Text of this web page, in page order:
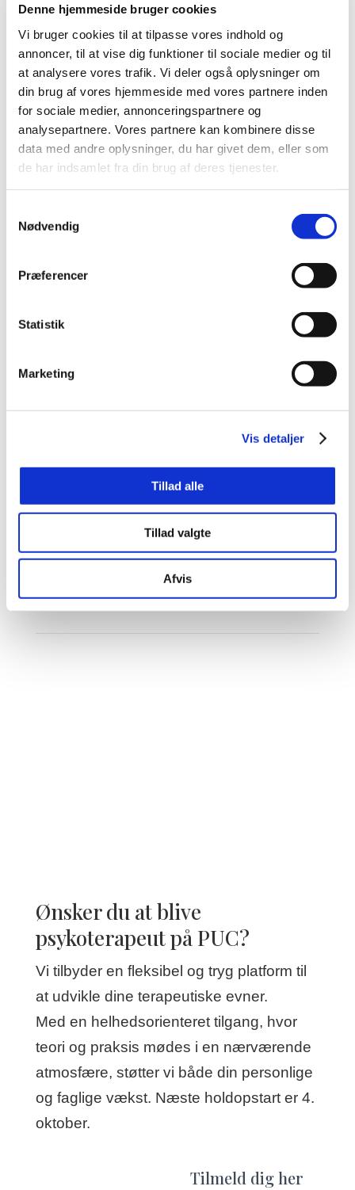
Denne hjemmeside bruger cookies
Vi bruger cookies til at tilpasse vores indhold og
annoncer, til at vise dig funktioner til sociale medier og til
at analysere vores trafik. Vi deler også oplysninger om
din brug af vores hjemmeside med vores partnere inden
for sociale medier, annonceringspartnere og
analysepartnere. Vores partnere kan kombinere disse
data med andre oplysninger, du har givet dem, eller som
de har indsamlet fra din brug af deres tjenester.
Nødvendig
Præferencer
Statistik
Marketing
Vis detaljer
Tillad alle
Tillad valgte
Afvis
PUC-workshop med Susan Hart. Her
Ønsker du at blive
psykoterapeut på PUC?
Vi tilbyder en fleksibel og tryg platform til
at udvikle dine terapeutiske evner.
Med en helhedsorienteret tilgang, hvor
teori og praksis mødes i en nærværende
atmosfære, støtter vi både din personlige
og faglige vækst. Næste holdopstart er 4.
oktober.
Tilmeld dig her